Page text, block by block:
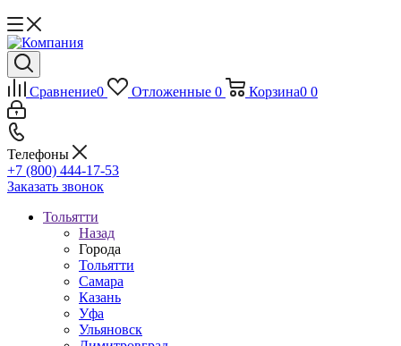
Сравнение0 Отложенные 0 Корзина0 0
Телефоны
+7 (800) 444-17-53
Заказать звонок
Тольятти
Назад
Города
Тольятти
Самара
Казань
Уфа
Ульяновск